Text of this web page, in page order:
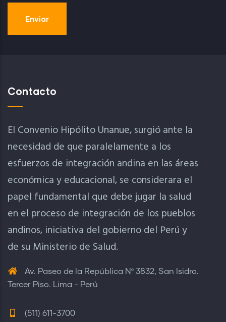
Contacto
El Convenio Hipólito Unanue, surgió ante la
necesidad de que paralelamente a los
esfuerzos de integración andina en las áreas
económica y educacional, se considerara el
papel fundamental que debe jugar la salud
en el proceso de integración de los pueblos
andinos, iniciativa del gobierno del Perú y
de su Ministerio de Salud.
Av. Paseo de la República Nº 3832, San Isidro.
Tercer Piso. Lima - Perú
(511) 611-3700